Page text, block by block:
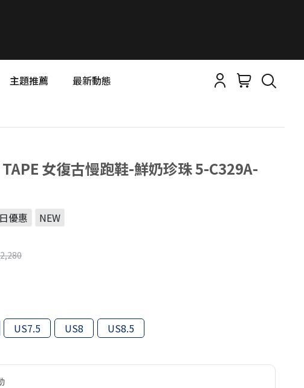
主題推薦 最新動態
女復古慢跑鞋-鮮奶珍珠 5-C329A-
優惠 NEW
US7.5 US8 US8.5